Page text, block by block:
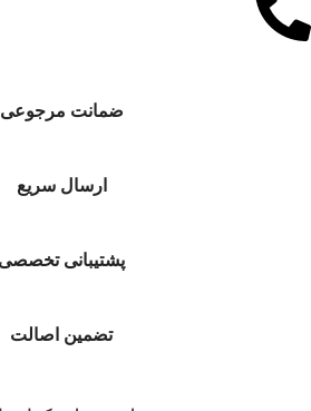
ضمانت مرجوعی
ارسال سریع
پشتیبانی تخصصی
تضمین اصالت